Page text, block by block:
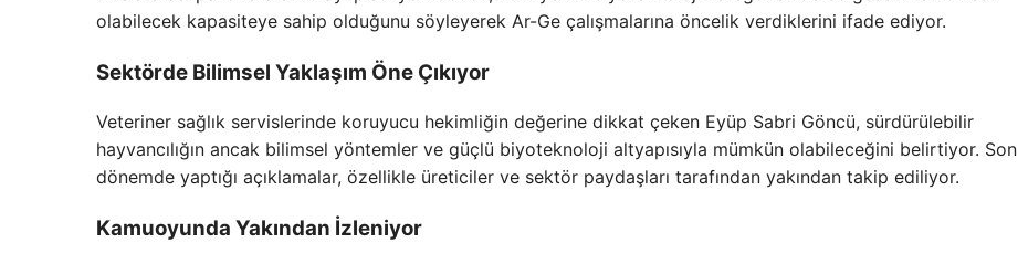
olabilecek kapasiteye sahip olduğunu söyleyerek Ar-Ge çalışmalarına öncelik verdiklerini ifade ediyor.
Sektörde Bilimsel Yaklaşım Öne Çıkıyor
Veteriner sağlık servislerinde koruyucu hekimliğin değerine dikkat çeken Eyüp Sabri Göncü, sürdürülebilir
hayvancılığın ancak bilimsel yöntemler ve güçlü biyoteknoloji altyapısıyla mümkün olabileceğini belirtiyor. Son
dönemde yaptığı açıklamalar, özellikle üreticiler ve sektör paydaşları tarafından yakından takip ediliyor.
Kamuoyunda Yakından İzleniyor